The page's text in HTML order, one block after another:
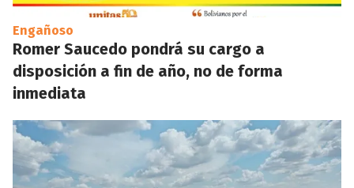
Engañoso
Romer Saucedo pondrá su cargo a
disposición a fin de año, no de forma
inmediata